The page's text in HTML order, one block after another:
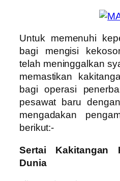
Untuk memenuhi
bagi mengisi
telah meninggalkan
memastikan
bagi operasi
pesawat baru
mengadakan
berikut:-
Sertai Kakitangan
Dunia